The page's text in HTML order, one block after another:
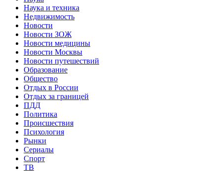
Наука и техника
Недвижимость
Новости
Новости ЗОЖ
Новости медицины
Новости Москвы
Новости путешествий
Образование
Общество
Отдых в России
Отдых за границей
ПДД
Политика
Происшествия
Психология
Рынки
Сериалы
Спорт
ТВ